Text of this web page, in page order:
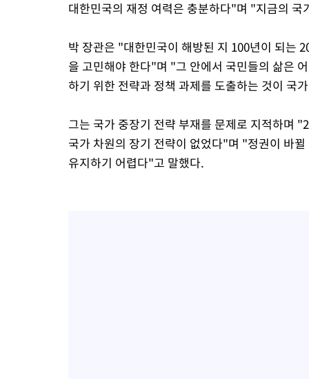
대한민국의 재정 여력은 충분하다"며 "지금의
박 장관은 "대한민국이 해방된 지 100년이 되는
을 고민해야 한다"며 "그 안에서 국민들의 삶은
하기 위한 전략과 정책 과제를 도출하는 것이 국
그는 국가 중장기 전략 부재를 문제로 지적하며
국가 차원의 장기 전략이 없었다"며 "정권이 바
유지하기 어렵다"고 말했다.